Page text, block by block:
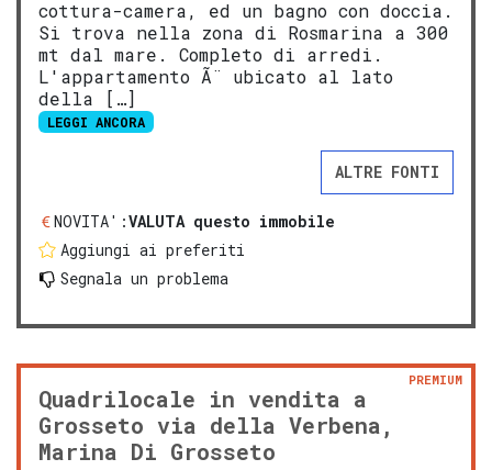
cottura-camera, ed un bagno con doccia.
Si trova nella zona di Rosmarina a 300
mt dal mare. Completo di arredi.
L'appartamento Ã¨ ubicato al lato
della […]
LEGGI ANCORA
ALTRE FONTI
NOVITA':VALUTA questo immobile
Aggiungi ai preferiti
Segnala un problema
Quadrilocale in vendita a
Grosseto via della Verbena,
Marina Di Grosseto
PREMIUM